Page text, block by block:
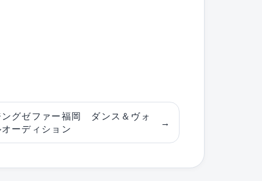
ングゼファー福岡 ダンス＆ヴォ
ーディション
→